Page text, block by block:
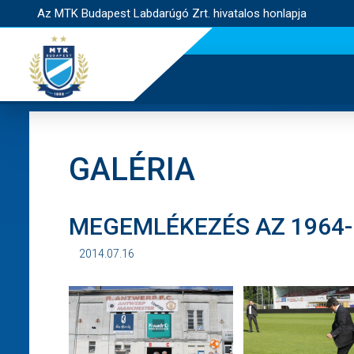
Az MTK Budapest Labdarúgó Zrt. hivatalos honlapja
GALÉRIA
MEGEMLÉKEZÉS AZ
2014.07.16